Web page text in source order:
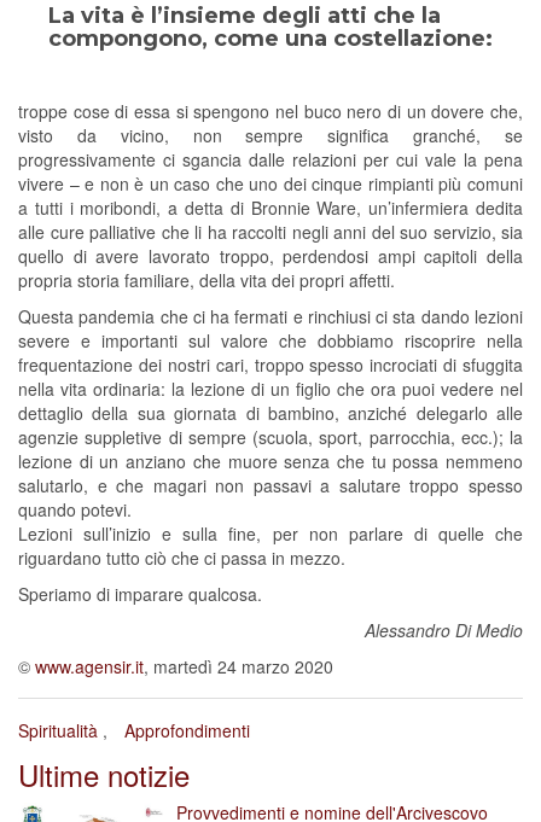
La vita è l’insieme degli atti che la
compongono, come una costellazione:
troppe cose di essa si spengono nel buco nero di un dovere che,
visto da vicino, non sempre significa granché, se
progressivamente ci sgancia dalle relazioni per cui vale la pena
vivere – e non è un caso che uno dei cinque rimpianti più comuni
a tutti i moribondi, a detta di Bronnie Ware, un’infermiera dedita
alle cure palliative che li ha raccolti negli anni del suo servizio, sia
quello di avere lavorato troppo, perdendosi ampi capitoli della
propria storia familiare, della vita dei propri affetti.
Questa pandemia che ci ha fermati e rinchiusi ci sta dando lezioni
severe e importanti sul valore che dobbiamo riscoprire nella
frequentazione dei nostri cari, troppo spesso incrociati di sfuggita
nella vita ordinaria: la lezione di un figlio che ora puoi vedere nel
dettaglio della sua giornata di bambino, anziché delegarlo alle
agenzie suppletive di sempre (scuola, sport, parrocchia, ecc.); la
lezione di un anziano che muore senza che tu possa nemmeno
salutarlo, e che magari non passavi a salutare troppo spesso
quando potevi.
Lezioni sull’inizio e sulla fine, per non parlare di quelle che
riguardano tutto ciò che ci passa in mezzo.
Speriamo di imparare qualcosa.
Alessandro Di Medio
© www.agensir.it, martedì 24 marzo 2020
Spiritualità Approfondimenti
Ultime notizie
Provvedimenti e nomine dell'Arcivescovo